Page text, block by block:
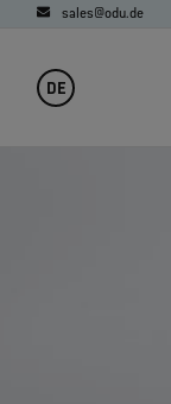
sales@odu.de
DE